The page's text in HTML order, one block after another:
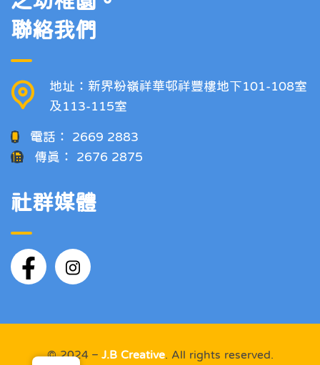
聯絡我們
地址：新界粉嶺祥華邨祥豐樓地下101-108室
及113-115室
電話： 2669 2883
傳真： 2676 2875
社群媒體
© 2024 – J.B Creative. All rights reserved.